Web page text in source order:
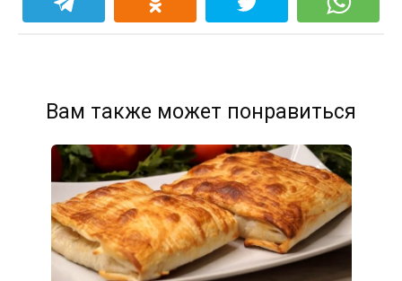
Вам также может понравиться